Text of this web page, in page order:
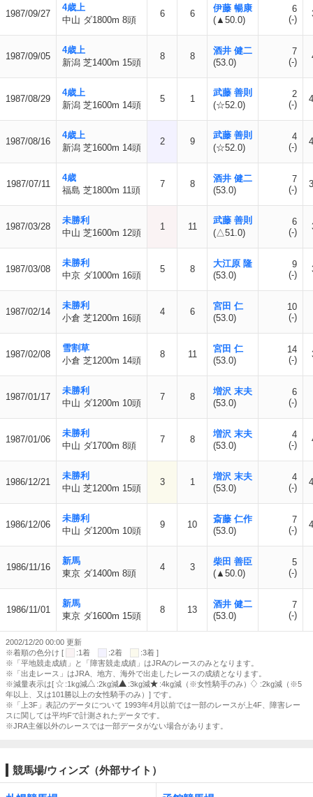
1987/09/27
4歳上
中山 ダ1800m 8頭
6 6
伊藤 暢康
(▲50.0)
6
(-)
1987/09/05
4歳上
新潟 芝1400m 15頭
8 8
酒井 健二
(53.0)
7
(-)
1987/08/29
4歳上
新潟 芝1600m 14頭
5 1
武藤 善則
(☆52.0)
2
(-)
1987/08/16
4歳上
新潟 芝1600m 14頭
2 9
武藤 善則
(☆52.0)
4
(-)
1987/07/11
4歳
福島 芝1800m 11頭
7 8
酒井 健二
(53.0)
7
(-)
1987/03/28
未勝利
中山 芝1600m 12頭
1 11
武藤 善則
(△51.0)
6
(-)
1987/03/08
未勝利
中京 ダ1000m 16頭
5 8
大江原 隆
(53.0)
9
(-)
1987/02/14
未勝利
小倉 芝1200m 16頭
4 6
宮田 仁
(53.0)
10
(-)
1987/02/08
雪割草
小倉 芝1200m 14頭
8 11
宮田 仁
(53.0)
14
(-)
1987/01/17
未勝利
中山 ダ1200m 10頭
7 8
増沢 末夫
(53.0)
6
(-)
1987/01/06
未勝利
中山 ダ1700m 8頭
7 8
増沢 末夫
(53.0)
4
(-)
1986/12/21
未勝利
中山 芝1200m 15頭
3 1
増沢 末夫
(53.0)
4
(-)
1986/12/06
未勝利
中山 ダ1200m 10頭
9 10
斎藤 仁作
(53.0)
7
(-)
1986/11/16
新馬
東京 ダ1400m 8頭
4 3
柴田 善臣
(▲50.0)
5
(-)
1986/11/01
新馬
東京 ダ1600m 15頭
8 13
酒井 健二
(53.0)
7
(-)
2002/12/20 00:00 更新
※着順の色分け [
:1着 :2着
:3着 ]
※「平地競走成績」と「障害競走成績」はJRAのレースのみとなります。
※「出走レース」はJRA、地方、海外で出走したレースの成績となります。
※減量表示は[
:1kg減 :2kg減 :3kg減 :4kg減（※女性騎手のみ）
:2kg減（※5
年以上、又は101勝以上の女性騎手のみ）] です。
※「上3F」表記のデータについて 1993年4月以前では一部のレースが上4F、障害レー
スに関しては平均Fで計測されたデータです。
※JRA主催以外のレースでは一部データがない場合があります。
競馬場/ウィンズ（外部サイト）